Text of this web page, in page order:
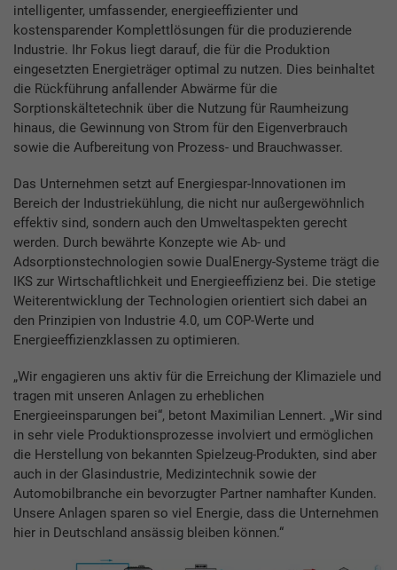
intelligenter, umfassender, energieeffizienter und
kostensparender Komplettlösungen für die produzierende
Industrie. Ihr Fokus liegt darauf, die für die Produktion
eingesetzten Energieträger optimal zu nutzen. Dies beinhaltet
die Rückführung anfallender Abwärme für die
Sorptionskältetechnik über die Nutzung für Raumheizung
hinaus, die Gewinnung von Strom für den Eigenverbrauch
sowie die Aufbereitung von Prozess- und Brauchwasser.
Das Unternehmen setzt auf Energiespar-Innovationen im
Bereich der Industriekühlung, die nicht nur außergewöhnlich
effektiv sind, sondern auch den Umweltaspekten gerecht
werden. Durch bewährte Konzepte wie Ab- und
Adsorptionstechnologien sowie DualEnergy-Systeme trägt die
IKS zur Wirtschaftlichkeit und Energieeffizienz bei. Die stetige
Weiterentwicklung der Technologien orientiert sich dabei an
den Prinzipien von Industrie 4.0, um COP-Werte und
Energieeffizienzklassen zu optimieren.
„Wir engagieren uns aktiv für die Erreichung der Klimaziele und
tragen mit unseren Anlagen zu erheblichen
Energieeinsparungen bei“, betont Maximilian Lennert. „Wir sind
in sehr viele Produktionsprozesse involviert und ermöglichen
die Herstellung von bekannten Spielzeug-Produkten, sind aber
auch in der Glasindustrie, Medizintechnik sowie der
Automobilbranche ein bevorzugter Partner namhafter Kunden.
Unsere Anlagen sparen so viel Energie, dass die Unternehmen
hier in Deutschland ansässig bleiben können.“